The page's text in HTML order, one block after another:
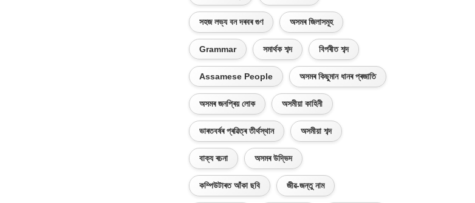
সহজ লভ্য বন দৰবৰ গুণ অসমৰ জিলাসমূহ
Grammar সমাৰ্থক শব্দ বিপৰীত শব্দ
Assamese People অসমৰ কিছুমান ধানৰ প্ৰজাতি
অসমৰ জনপ্ৰিয় লোক অসমীয়া কাহিনী
ভাৰতবৰ্ষৰ প্ৰৱিত্ৰ তীৰ্থস্থান অসমীয়া শব্দ
বাক্য ৰচনা অসমৰ উদ্ভিদ
কম্পিউটাৰত আঁকা ছবি জীৱ-জন্তু নাম